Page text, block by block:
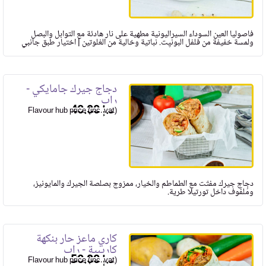
فاصوليا العين السوداء السيراليونية مطهية على نار هادئة مع التوابل والبصل
ولمسة خفيفة من فلفل البونيِت. نباتية وخالية من الغلوتين | اختيار طبق جانبي
دجاج جيرك جامايكي -
راب
40.00
Flavour hub price (inc. vat)
دجاج جيرك مفتّت مع الطماطم والخيار، ممزوج بصلصة الجيرك والمايونيز،
ومُلفوف داخل تورتيلا طرية.
كاري ماعز حار بنكهة
كاريبية - راب
50.00
Flavour hub price (inc. vat)